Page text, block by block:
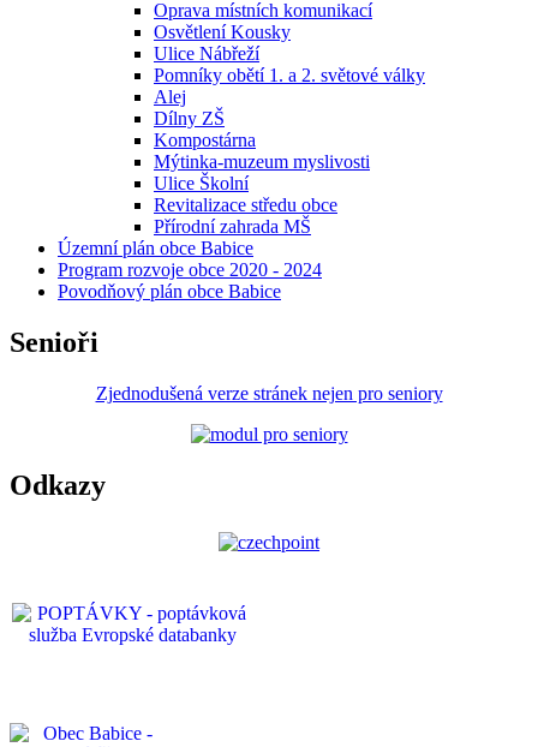
Oprava místních komunikací
Osvětlení Kousky
Ulice Nábřeží
Pomníky obětí 1. a 2. světové války
Alej
Dílny ZŠ
Kompostárna
Mýtinka-muzeum myslivosti
Ulice Školní
Revitalizace středu obce
Přírodní zahrada MŠ
Územní plán obce Babice
Program rozvoje obce 2020 - 2024
Povodňový plán obce Babice
Senioři
Zjednodušená verze stránek nejen pro seniory
Odkazy